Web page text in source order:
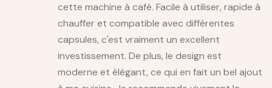
cette machine à café. Facile à utiliser, rapide à
chauffer et compatible avec différentes
capsules, c'est vraiment un excellent
investissement. De plus, le design est
moderne et élégant, ce qui en fait un bel ajout